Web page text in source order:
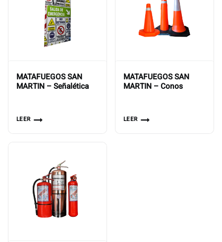
MATAFUEGOS SAN
MARTIN – Señalética
LEER
MATAFUEGOS SAN
MARTIN – Conos
LEER